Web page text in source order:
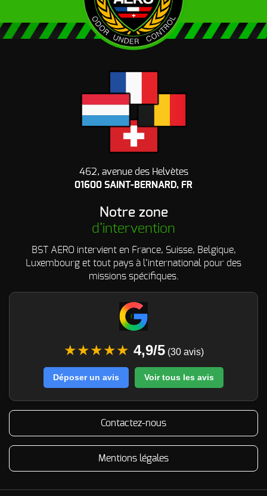
462, avenue des Helvètes
01600 SAINT-BERNARD, FR
Notre zone
d’intervention
BST AERO intervient en France, Suisse, Belgique,
Luxembourg et tout pays à l’international pour des
missions spécifiques.
★★★★★ 4,9/5(30 avis)
Déposer un avis Voir tous les avis
Contactez-nous
Mentions légales